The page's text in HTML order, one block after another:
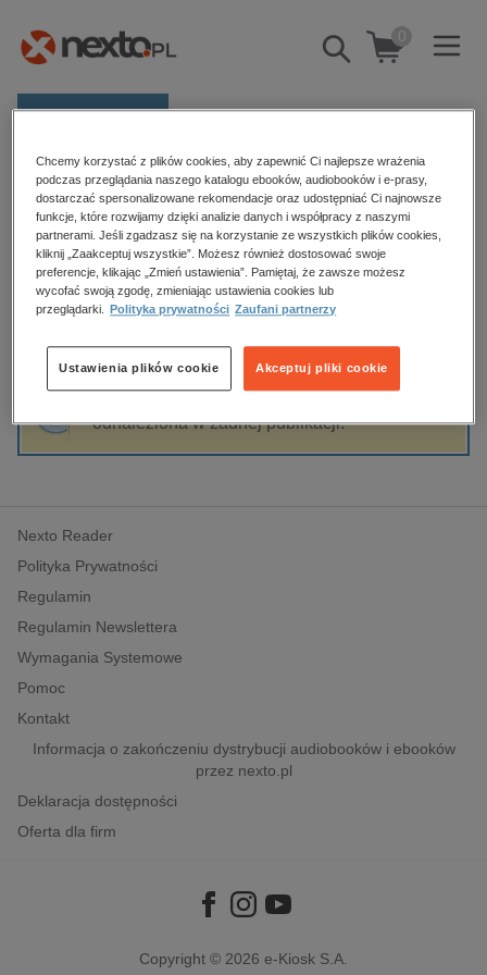
Pokaż/schowaj
wyszukiwarkę
0
E-prasa
Kategorie
Zobacz wszystkie E-prasa
budownictwo, aranżacja wnętrz
biznesowe, branżowe, gospodarka
edukacja
hobby, sport, rozrywka
komputery, internet, technologie, informatyka
polityka, społeczno-informacyjne
psychologiczne
inne
popularno-naukowe
historia
Strona główna Emilia Bartkowiak
Emilia Bartkowiak
Sortowanie Filtrowanie
odnaleziona w żadnej publikacji.
Nexto Reader
Polityka Prywatności
Regulamin
Regulamin Newslettera
Wymagania Systemowe
Pomoc
Kontakt
Informacja o zakończeniu dystrybucji audiobooków i ebooków
przez nexto.pl
Deklaracja dostępności
Oferta dla firm
Copyright © 2026 e-Kiosk S.A.
Chcemy korzystać z plików cookies, aby zapewnić Ci najlepsze wrażenia
podczas przeglądania naszego katalogu ebooków, audiobooków i e-prasy,
dostarczać spersonalizowane rekomendacje oraz udostępniać Ci najnowsze
funkcje, które rozwijamy dzięki analizie danych i współpracy z naszymi
partnerami. Jeśli zgadzasz się na korzystanie ze wszystkich plików cookies,
kliknij „Zaakceptuj wszystkie”. Możesz również dostosować swoje
preferencje, klikając „Zmień ustawienia”. Pamiętaj, że zawsze możesz
wycofać swoją zgodę, zmieniając ustawienia cookies lub
przeglądarki.
Polityka prywatności Zaufani partnerzy
Akceptuj pliki cookie
Ustawienia plików cookie